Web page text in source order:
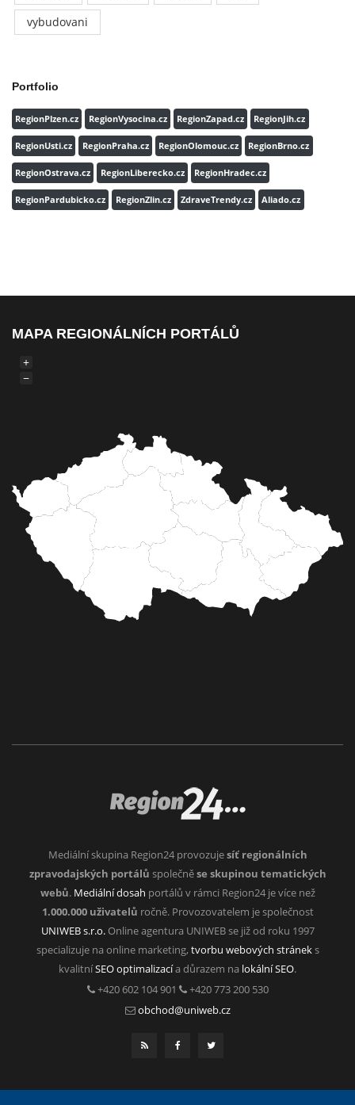
vybudovani
Portfolio
RegionPlzen.cz RegionVysocina.cz RegionZapad.cz RegionJih.cz
RegionUsti.cz RegionPraha.cz RegionOlomouc.cz RegionBrno.cz
RegionOstrava.cz RegionLiberecko.cz RegionHradec.cz
RegionPardubicko.cz RegionZlin.cz ZdraveTrendy.cz Aliado.cz
MAPA REGIONÁLNÍCH PORTÁLŮ
+
−
Mediální skupina Region24 provozujesíť regionálních
zpravodajských portálů společněse skupinou tematických
webů. Mediální dosah portálů v rámci Region24 je více než
1.000.000 uživatelů ročně. Provozovatelem je společnost
UNIWEB s.r.o.Online agentura UNIWEB se již od roku 1997
specializuje na online marketing, tvorbu webových stráneks
kvalitníSEO optimalizacía důrazem na lokální SEO.
+420 602 104 901
+420 773 200 530
obchod@uniweb.cz